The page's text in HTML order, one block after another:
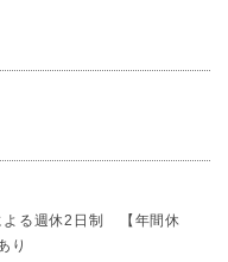
よる週休2日制 【年間休
り